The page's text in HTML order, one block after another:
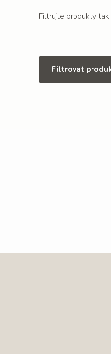
Filtrujte produkty
Filtrovat